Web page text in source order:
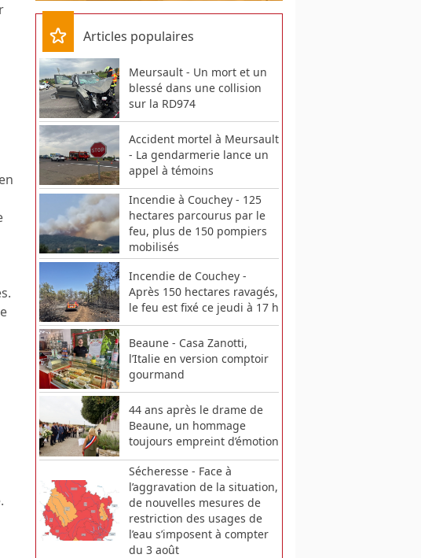
Articles populaires
Meursault - Un mort et un
blessé dans une collision
sur la RD974
Accident mortel à Meursault
- La gendarmerie lance un
appel à témoins
Incendie à Couchey - 125
hectares parcourus par le
feu, plus de 150 pompiers
mobilisés
Incendie de Couchey -
Après 150 hectares ravagés,
le feu est fixé ce jeudi à 17 h
Beaune - Casa Zanotti,
l’Italie en version comptoir
gourmand
44 ans après le drame de
Beaune, un hommage
toujours empreint d’émotion
Sécheresse - Face à
l’aggravation de la situation,
de nouvelles mesures de
restriction des usages de
l’eau s’imposent à compter
du 3 août